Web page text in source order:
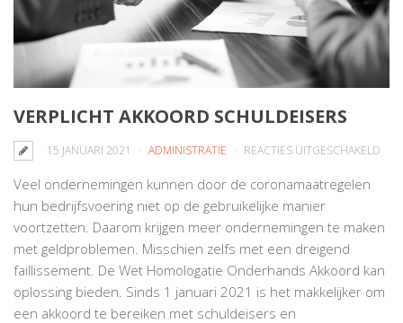
VERPLICHT AKKOORD SCHULDEISERS
15 JANUARI 2021 ADMINISTRATIE REACTIES UITGESCHAKELD
Veel ondernemingen kunnen door de coronamaatregelen
hun bedrijfsvoering niet op de gebruikelijke manier
voortzetten. Daarom krijgen meer ondernemingen te maken
met geldproblemen. Misschien zelfs met een dreigend
faillissement. De Wet Homologatie Onderhands Akkoord kan
oplossing bieden. Sinds 1 januari 2021 is het makkelijker om
een akkoord te bereiken met schuldeisers en